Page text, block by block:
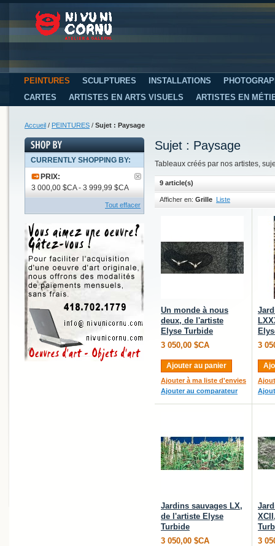
PEINTURES SCULPTURES INSTALLATIONS
CARTES
ARTISTES EN ARTS VISUELS ARTISTES EN
Accueil / PEINTURES / Sujet : Paysage
Sujet : Paysage
Tableaux créés par nos artistes,
9 article(s)
Afficher en: Grille Liste
Un monde à nous
deux, de l'artiste
Elyse Turbide
3 050,00 $CA
Ajouter au panier
Ajouter à ma liste d'envies
Ajouter au comparateur
3
Jardins sauvages LX,
de l'artiste Elyse
Turbide
3 050,00 $CA
3
CURRENTLY SHOPPING BY:
PRIX:
3 000,00 $CA - 3 999,99 $CA
Tout effacer